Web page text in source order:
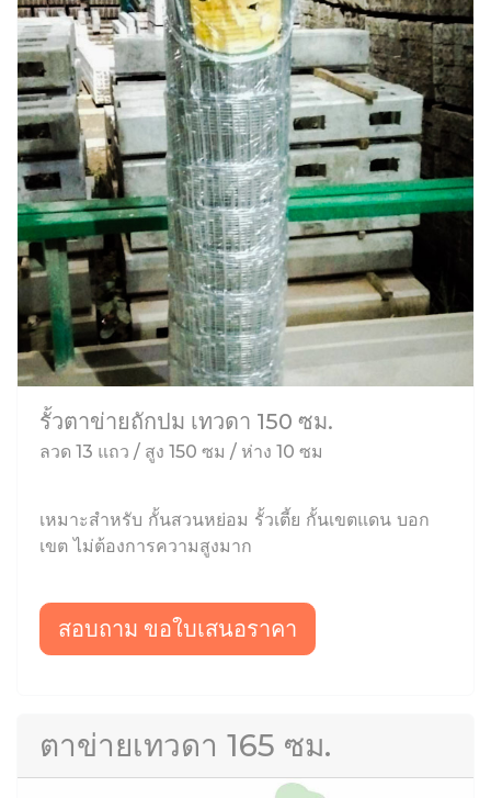
รั้วตาข่ายถักปม เทวดา 150 ซม.
ลวด 13 แถว / สูง 150 ซม / ห่าง 10 ซม
เหมาะสำหรับ กั้นสวนหย่อม รั้วเตี้ย กั้นเขตแดน บอก
เขต ไม่ต้องการความสูงมาก
สอบถาม ขอใบเสนอราคา
ตาข่ายเทวดา 165 ซม.